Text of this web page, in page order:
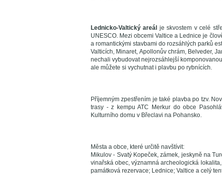
Lednicko-Valtický areál je skvostem v celé
UNESCO. Mezi obcemi Valtice a Lednice je
a romantickými stavbami do rozsáhlých parků
Valticích, Minaret, Apollonův chrám, Belveder,
nechali vybudovat nejrozsáhlejší
ale můžete si vychutnat i plavbu po rybnících.
Příjemným zpestřením je také plavba po tzv.
trasy - z kempu ATC Merkur do obce
Kulturního domu v Břeclavi na Pohansko.
Města a obce, které určitě navštívit:
Mikulov - Svatý Kopeček, zámek, jeskyně na
vinařská obec, významná archeologická
památková rezervace; Lednice; Valtice a celý